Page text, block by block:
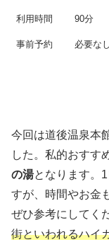
利用時間 90分
事前予約 必要なし
今回は道後温泉本
した。私的おすす
の湯となります。
すが、時間やお金
ぜひ参考にしてく
街といわれるハイ